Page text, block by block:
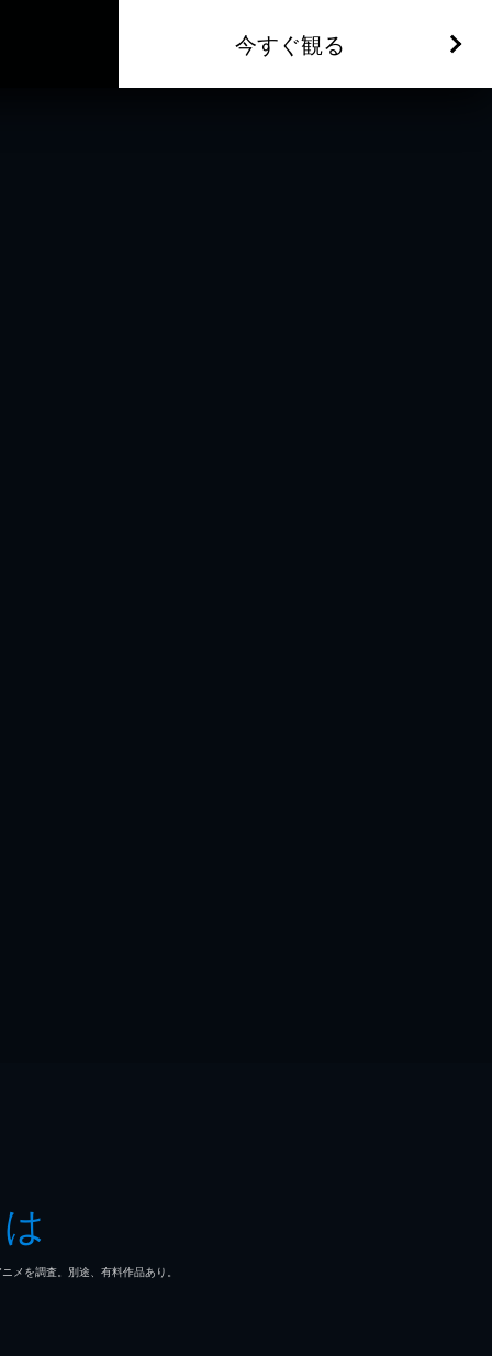
今すぐ観る
を調査。別途、有料作品あり。